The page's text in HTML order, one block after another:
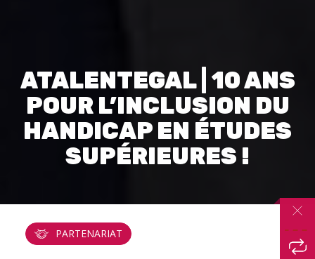
ATALENTEGAL | 10 ANS
POUR L’INCLUSION DU
HANDICAP EN ÉTUDES
SUPÉRIEURES !
PARTENARIAT